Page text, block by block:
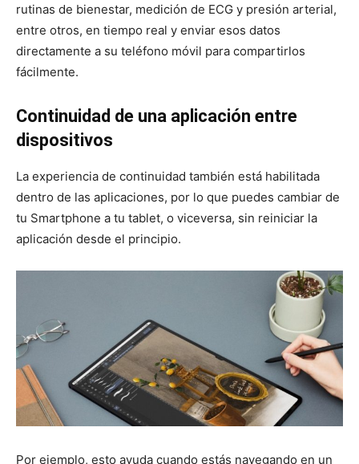
rutinas de bienestar, medición de ECG y presión arterial,
entre otros, en tiempo real y enviar esos datos
directamente a su teléfono móvil para compartirlos
fácilmente.
Continuidad de una aplicación entre
dispositivos
La experiencia de continuidad también está habilitada
dentro de las aplicaciones, por lo que puedes cambiar de
tu Smartphone a tu tablet, o viceversa, sin reiniciar la
aplicación desde el principio.
Por ejemplo, esto ayuda cuando estás navegando en un